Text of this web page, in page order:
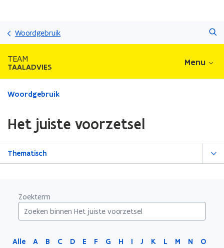
Woordgebruik
TEAM
TAALADVIES Menu
Gedaan
zich
op:
Het
Woordgebruik
Het juiste voorzetsel
Thematisch
Zoekterm
Alle A B C D E F G H I J K L M N
O